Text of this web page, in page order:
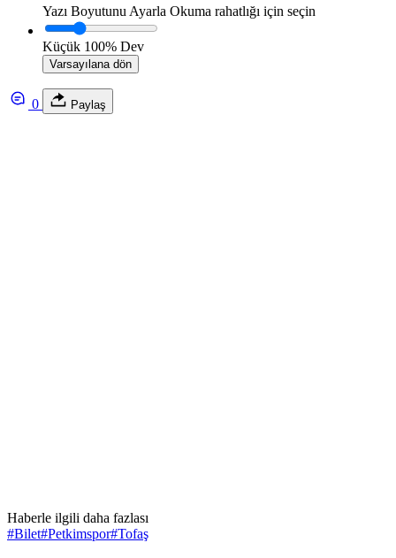
Yazı Boyutunu Ayarla Okuma rahatlığı için seçin
Küçük 100% Dev
Varsayılana dön
0 Paylaş
Haberle ilgili daha fazlası
#Bilet#Petkimspor#Tofaş